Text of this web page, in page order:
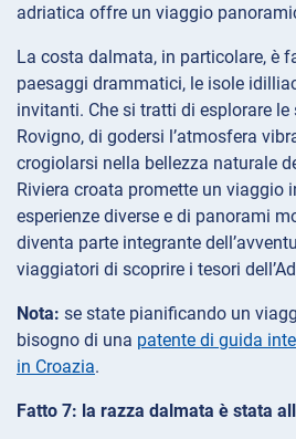
adriatica offre un viaggio
La costa dalmata, in particolare, è
paesaggi drammatici, le isole
invitanti. Che si tratti di esplorare le
Rovigno, di godersi l’atmosfera
crogiolarsi nella bellezza naturale
Riviera croata promette un viaggio
esperienze diverse e di panorami
diventa parte integrante
viaggiatori di scoprire i tesori
Nota: se state pianificando un
bisogno di una patente di guida
in Croazia.
Fatto 7: la razza dalmata è stata